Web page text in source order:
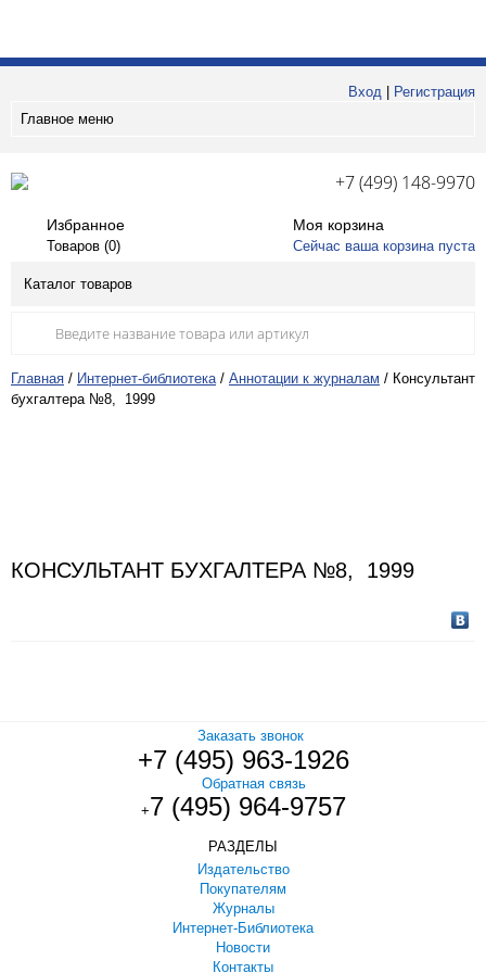
Вход
Регистрация
Главное меню
+7 (499) 148-9970
Избранное
Товаров (0)
Моя корзина
Сейчас ваша корзина пуста
Каталог товаров
Главная / Интернет-библиотека / Аннотации к журналам / Консультант
бухгалтера №8, 1999
КОНСУЛЬТАНТ БУХГАЛТЕРА №8, 1999
Заказать звонок
+7 (495) 963-1926
Обратная связь
+7 (495) 964-9757
РАЗДЕЛЫ
Издательство
Покупателям
Журналы
Интернет-Библиотека
Новости
Контакты